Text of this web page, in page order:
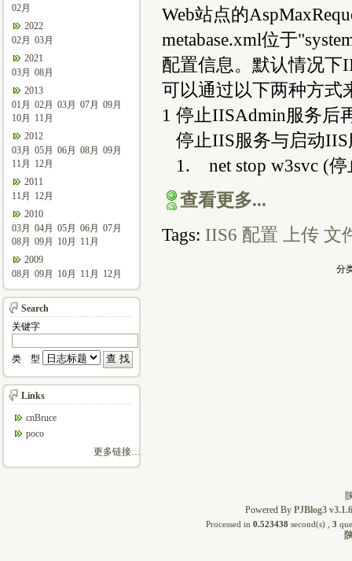
Web站点的
metabase.xml位于
配置信息。默认情况下
可以通过以下两种方式
1 停止IISAdmin服务后
停止IIS服务与启动IIS
1. net stop w3svc (停
查看更多...
Tags: IIS6 配置 上传 文
分
02月
2022
02月 03月
2021
03月 08月
2013
01月 02月 03月 07月 09月
10月
11月
2012
03月 05月 06月 08月 09月
11月
12月
2011
11月
12月
2010
03月 04月 05月 06月 07月
08月 09月 10月
11月
2009
08月 09月 10月 11月 12月
Search
关键字
类 型
Links
cnBruce
poco
更多链接…
Powered By PJBlog3
Processed in 0.523438 second(s) , 3